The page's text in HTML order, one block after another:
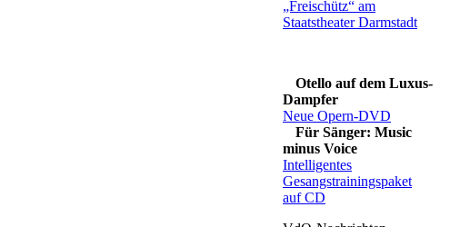
„Freischütz“ am
Staatstheater Darmstadt
Otello auf dem Luxus-
Dampfer
Neue Opern-DVD
Für Sänger: Music
minus Voice
Intelligentes
Gesangstrainingspaket
auf CD